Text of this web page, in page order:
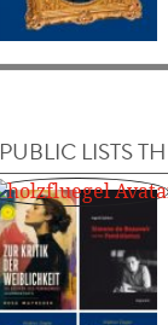
PUBLIC LISTS